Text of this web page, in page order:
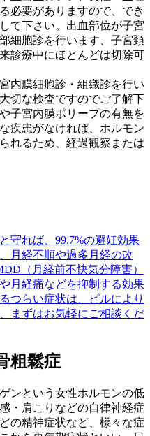
必要がありますので、でき
て下さい。出血部位が子宮
細胞診を行います、子宮頚
診療中にほとんどは切除可
内膜細胞診・組織診を行い
切な検査ですのでご了解下
子宮内膜ポリープの有無を
疾患がなければ、ホルモン
れるため、経過観察または
守れば、99.7%の避妊効果
月経不順や過多月経の改
（月経前不快気分障害）
月経痛などを抑制する効果
つらい症状は、ピルにより
まずはお気軽にご相談くだ
粗鬆症
ンという女性ホルモンの低
・肩こりなどの自律神経症
の精神症状など、様々な症